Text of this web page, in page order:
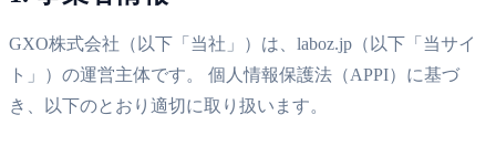
GXO株式会社（以下「当社」）は、laboz.jp（以下「当サイ
ト」）の運営主体です。 個人情報保護法（APPI）に基づ
き、以下のとおり適切に取り扱います。